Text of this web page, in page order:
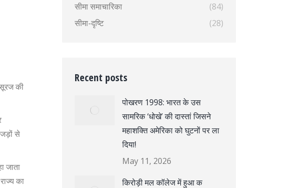
की
जड़ों से
जाता
का
सीमा समाचारिका
(84)
सीमा-दृष्टि
(28)
Recent posts
पोखरण 1998: भारत के उस
सामरिक ‘धोखे’ की दास्तां जिसने
महाशक्ति अमेरिका को घुटनों पर ला
दिया!
May 11, 2026
किरोड़ी मल कॉलेज में हुआ क